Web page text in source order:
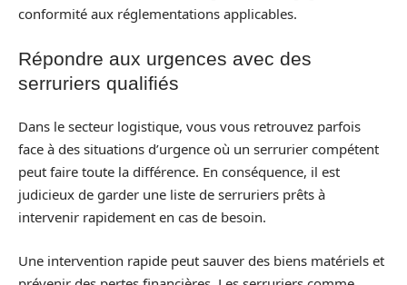
conformité aux réglementations applicables.
Répondre aux urgences avec des
serruriers qualifiés
Dans le secteur logistique, vous vous retrouvez parfois
face à des situations d’urgence où un serrurier compétent
peut faire toute la différence. En conséquence, il est
judicieux de garder une liste de serruriers prêts à
intervenir rapidement en cas de besoin.
Une intervention rapide peut sauver des biens matériels et